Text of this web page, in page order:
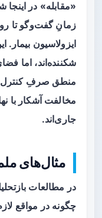
«مقابله» در
زمانِ گفت‌وگو تا
ایزولاسیون بیمار.
شکننده‌اند، اما
منطق صرفِ کنترل
مخالفت آشکار با
جاری‌اند.
مثال‌های
در مطالعات
چگونه در مواقع